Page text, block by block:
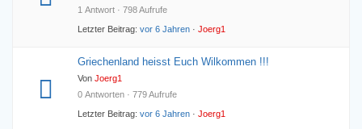
1 Antwort · 798 Aufrufe
Letzter Beitrag: vor 6 Jahren · Joerg1
Griechenland heisst Euch Wilkommen !!!
Von Joerg1
0 Antworten · 779 Aufrufe
Letzter Beitrag: vor 6 Jahren · Joerg1